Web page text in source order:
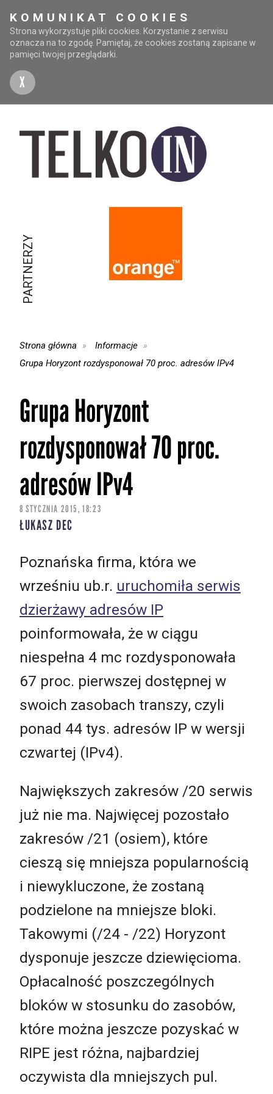
KOMUNIKAT COOKIES
Strona wykorzystuje pliki cookies. Korzystanie z serwisu
oznacza na to zgodę. Pamiętaj, że cookies zostaną zapisane w
pamięci twojej przeglądarki.
X
PARTNERZY
Strona główna
Informacje
Grupa Horyzont rozdysponował 70 proc. adresów IPv4
Grupa Horyzont
rozdysponował 70 proc.
adresów IPv4
8 STYCZNIA 2015, 18:23
ŁUKASZ DEC
Poznańska firma, która we
wrześniu ub.r. uruchomiła serwis
dzierżawy adresów IP
poinformowała, że w ciągu
niespełna 4 mc rozdysponowała
67 proc. pierwszej dostępnej w
swoich zasobach transzy, czyli
ponad 44 tys. adresów IP w wersji
czwartej (IPv4).
Największych zakresów /20 serwis
już nie ma. Najwięcej pozostało
zakresów /21 (osiem), które
cieszą się mniejsza popularnością
i niewykluczone, że zostaną
podzielone na mniejsze bloki.
Takowymi (/24 - /22) Horyzont
dysponuje jeszcze dziewięcioma.
Opłacalność poszczególnych
bloków w stosunku do zasobów,
które można jeszcze pozyskać w
RIPE jest różna, najbardziej
oczywista dla mniejszych pul.